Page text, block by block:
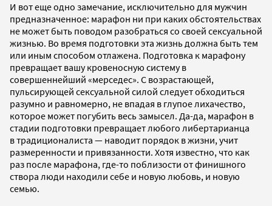
И вот еще одно замечание, исключительно для мужчин
предназначенное: марафон ни при каких обстоятельствах
не может быть поводом разобраться со своей сексуальной
жизнью. Во время подготовки эта жизнь должна быть тем
или иным способом отлажена. Подготовка к марафону
превращает вашу кровеносную систему в
совершеннейший «мерседес». С возрастающей,
пульсирующей сексуальной силой следует обходиться
разумно и равномерно, не впадая в глупое лихачество,
которое может погубить весь замысел. Да-да, марафон в
стадии подготовки превращает любого либертарианца
в традиционалиста — наводит порядок в жизни, учит
размеренности и привязанности. Хотя известно, что как
раз после марафона, где-то поблизости от финишного
створа люди находили себе и новую любовь, и новую
семью.